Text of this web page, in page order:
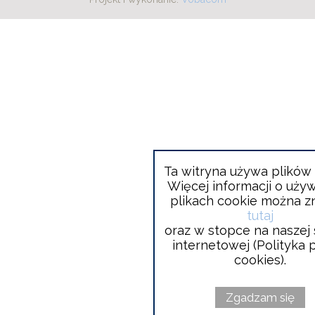
Ta witryna używa plików
Więcej informacji o
plikach cookie można
tutaj
oraz w stopce na naszej
internetowej (Polityka
cookies).
Zgadzam się
in